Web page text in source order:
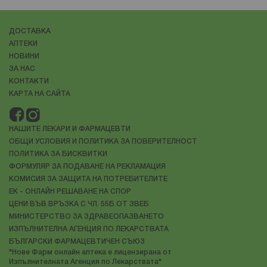
Предпочитаното му местообитание е
Той може да живее в тялото, без да причинява
патологични прояви.
ДОСТАВКА
АПТЕКИ
НОВИНИ
ЗА НАС
КОНТАКТИ
КАРТА НА САЙТА
НАШИТЕ ЛЕКАРИ И ФАРМАЦЕВТИ
ОБЩИ УСЛОВИЯ И ПОЛИТИКА ЗА ПОВЕРИТЕЛНОСТ
ПОЛИТИКА ЗА БИСКВИТКИ
ФОРМУЛЯР ЗА ПОДАВАНЕ НА РЕКЛАМАЦИЯ
КОМИСИЯ ЗА ЗАЩИТА НА ПОТРЕБИТЕЛИТЕ
ЕК - ОНЛАЙН РЕШАВАНЕ НА СПОР
ЦЕНИ ВЪВ ВРЪЗКА С ЧЛ. 55Б ОТ ЗВЕБ
МИНИСТЕРСТВО ЗА ЗДРАВЕОПАЗВАНЕТО
ИЗПЪЛНИТЕЛНА АГЕНЦИЯ ПО ЛЕКАРСТВАТА
БЪЛГАРСКИ ФАРМАЦЕВТИЧЕН СЪЮЗ
"Нове Фарм онлайн аптека е лицензирана от
Изпълнителната Агенция по Лекарствата"